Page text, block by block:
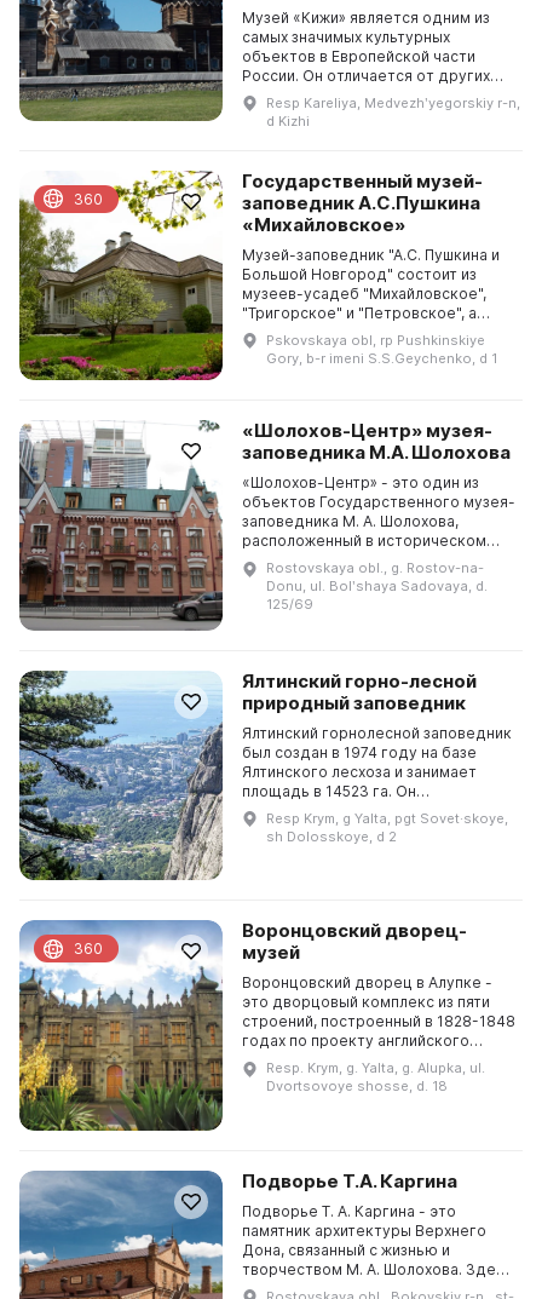
Музей «Кижи» является одним из
самых значимых культурных
объектов в Европейской части
России. Он отличается от других
музеев тем, что он открыт для
посетителей под открытым небом.
Resp Kareliya, Medvezhʹyegorskiy r-n,
d Kizhi
Государственный музей-
заповедник А.С.Пушкина
«Михайловское»
Музей-заповедник "А.С. Пушкина и
Большой Новгород" состоит из
музеев-усадеб "Михайловское",
"Тригорское" и "Петровское", а
также из музея "Пушкинская
деревня" и "Мельница в д. Бугрово".
Кроме того, зд...
Pskovskaya obl, rp Pushkinskiye
Gory, b-r imeni S.S.Geychenko, d 1
360
«Шолохов-Центр» музея-
заповедника М.А. Шолохова
«Шолохов-Центр» - это один из
объектов Государственного музея-
заповедника М. А. Шолохова,
расположенный в историческом
центре города Ростова-на-Дону.
Здесь проходят масштабные
выставки и культурно-про...
Rostovskaya obl., g. Rostov-na-
Donu, ul. Bolʹshaya Sadovaya, d.
125/69
Ялтинский горно-лесной
природный заповедник
Ялтинский горнолесной заповедник
был создан в 1974 году на базе
Ялтинского лесхоза и занимает
площадь в 14523 га. Он
простирается от Фороса на западе
до Гурзуфа на востоке, а наивысшей
точкой заповедн...
Resp Krym, g Yalta, pgt Sovet·skoye,
sh Dolosskoye, d 2
Воронцовский дворец-
музей
Воронцовский дворец в Алупке -
это дворцовый комплекс из пяти
строений, построенный в 1828-1848
годах по проекту английского
архитектора Эдуарда Блора для
генерал-губернатора
Новороссийского края граф...
Resp. Krym, g. Yalta, g. Alupka, ul.
Dvortsovoye shosse, d. 18
360
Подворье Т.А. Каргина
Подворье Т. А. Каргина - это
памятник архитектуры Верхнего
Дона, связанный с жизнью и
творчеством М. А. Шолохова. Здесь
можно увидеть, как в начале XX